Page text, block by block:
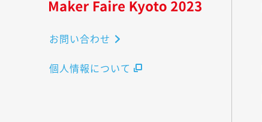
お問い合わせ
個人情報について